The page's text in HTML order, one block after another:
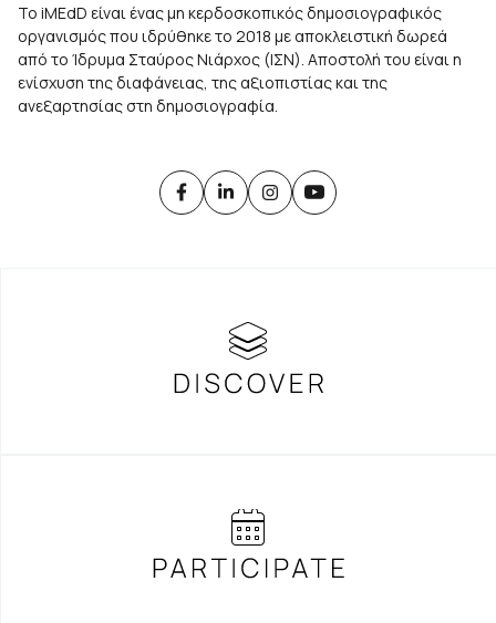
Το iMEdD είναι ένας μη κερδοσκοπικός δημοσιογραφικός
οργανισμός που ιδρύθηκε το 2018 με αποκλειστική δωρεά
από το Ίδρυμα Σταύρος Νιάρχος (ΙΣΝ). Αποστολή του είναι η
ενίσχυση της διαφάνειας, της αξιοπιστίας και της
ανεξαρτησίας στη δημοσιογραφία.